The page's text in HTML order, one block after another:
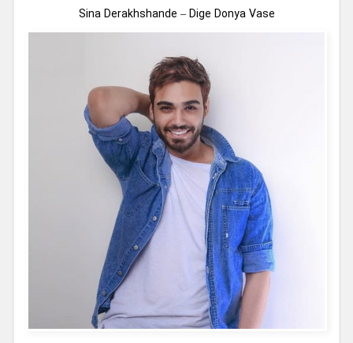
Sina Derakhshande – Dige Donya Vase